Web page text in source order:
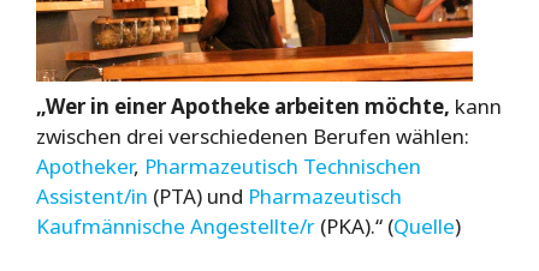
„Wer in einer Apotheke arbeiten möchte, kann
zwischen drei verschiedenen Berufen wählen:
Apotheker, Pharmazeutisch Technischen
Assistent/in (PTA) und Pharmazeutisch
Kaufmännische Angestellte/r (PKA).“ (Quelle)